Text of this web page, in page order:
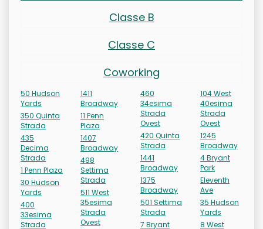
Classe B
Classe C
Coworking
50 Hudson
Yards
350 Quinta
Strada
435
Decima
Strada
1 Penn Plaza
30 Hudson
Yards
400
33esima
Strada
1411
Broadway
11 Penn
Plaza
1407
Broadway
498
Settima
Strada
511 West
35esima
Strada
Ovest
460
34esima
Strada
Ovest
420 Quinta
Strada
1441
Broadway
1375
Broadway
501 Settima
Strada
7 Bryant
104 West
40esima
Strada
Ovest
1245
Broadway
4 Bryant
Park
Eleventh
Ave
35 Hudson
Yards
8 West